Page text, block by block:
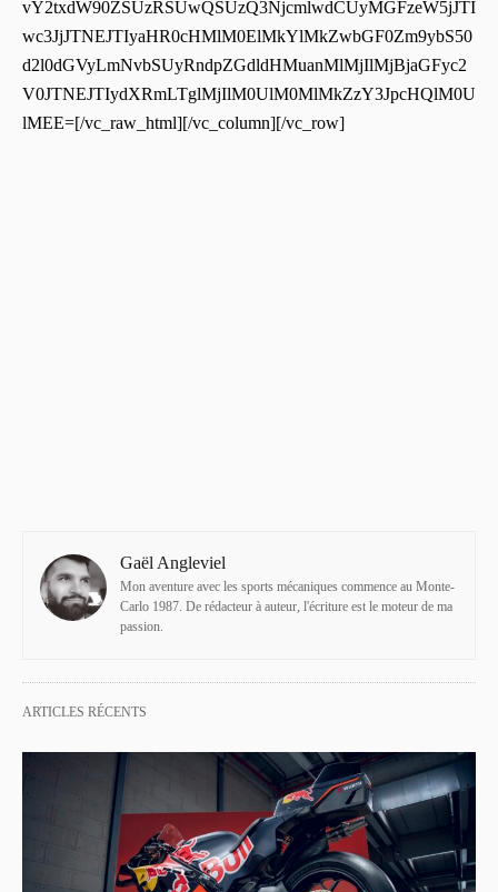
vY2txdW90ZSUzRSUwQSUzQ3NjcmlwdCUyMGFzeW5jJTI
wc3JjJTNEJTIyaHR0cHMlM0ElMkYlMkZwbGF0Zm9ybS50
d2l0dGVyLmNvbSUyRndpZGdldHMuanMlMjIlMjBjaGFyc2
V0JTNEJTIydXRmLTglMjIlM0UlM0MlMkZzY3JpcHQlM0U
lMEE=[/vc_raw_html][/vc_column][/vc_row]
Gaël Angleviel
Mon aventure avec les sports mécaniques commence au Monte-
Carlo 1987. De rédacteur à auteur, l'écriture est le moteur de ma
passion.
ARTICLES RÉCENTS